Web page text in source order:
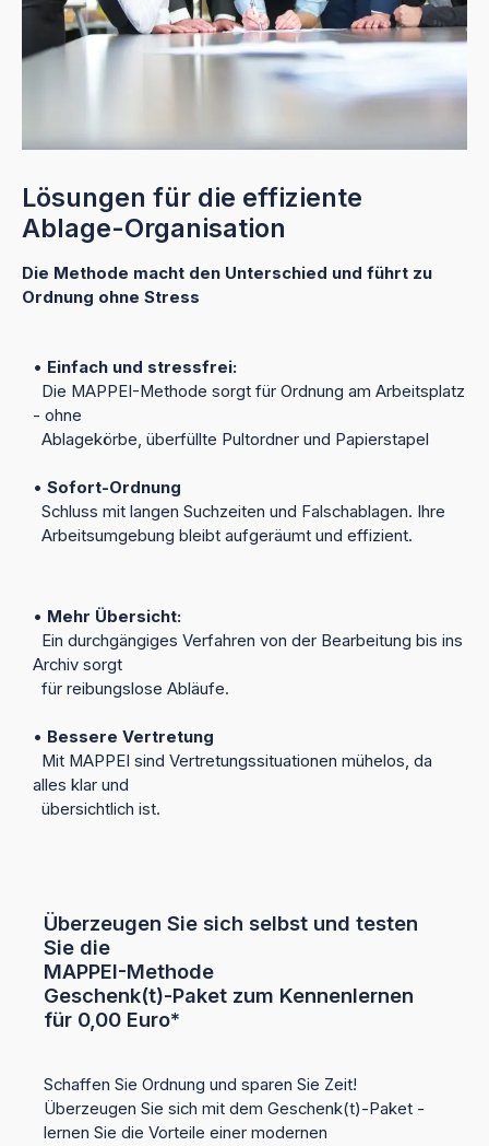
Lösungen für die effiziente
Ablage-Organisation
Die Methode macht den Unterschied und führt zu
Ordnung ohne Stress
• Einfach und stressfrei:
Die MAPPEI-Methode sorgt für Ordnung am Arbeitsplatz
- ohne
Ablagekörbe, überfüllte Pultordner und Papierstapel
• Sofort-Ordnung
Schluss mit langen Suchzeiten und Falschablagen. Ihre
Arbeitsumgebung bleibt aufgeräumt und effizient.
• Mehr Übersicht:
Ein durchgängiges Verfahren von der Bearbeitung bis ins
Archiv sorgt
für reibungslose Abläufe.
• Bessere Vertretung
Mit MAPPEI sind Vertretungssituationen mühelos, da
alles klar und
übersichtlich ist.
Überzeugen Sie sich selbst und testen
Sie die
MAPPEI-Methode
Geschenk(t)-Paket zum Kennenlernen
für 0,00 Euro*
Schaffen Sie Ordnung und sparen Sie Zeit!
Überzeugen Sie sich mit dem Geschenk(t)-Paket -
lernen Sie die Vorteile einer modernen